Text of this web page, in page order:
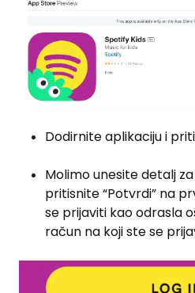
Dodirnite aplikaciju i
Molimo unesite detalj
pritisnite “Potvrdi” na
se prijaviti kao odrasla
račun na koji ste se